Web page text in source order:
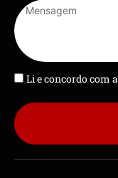
Li e concordo com a